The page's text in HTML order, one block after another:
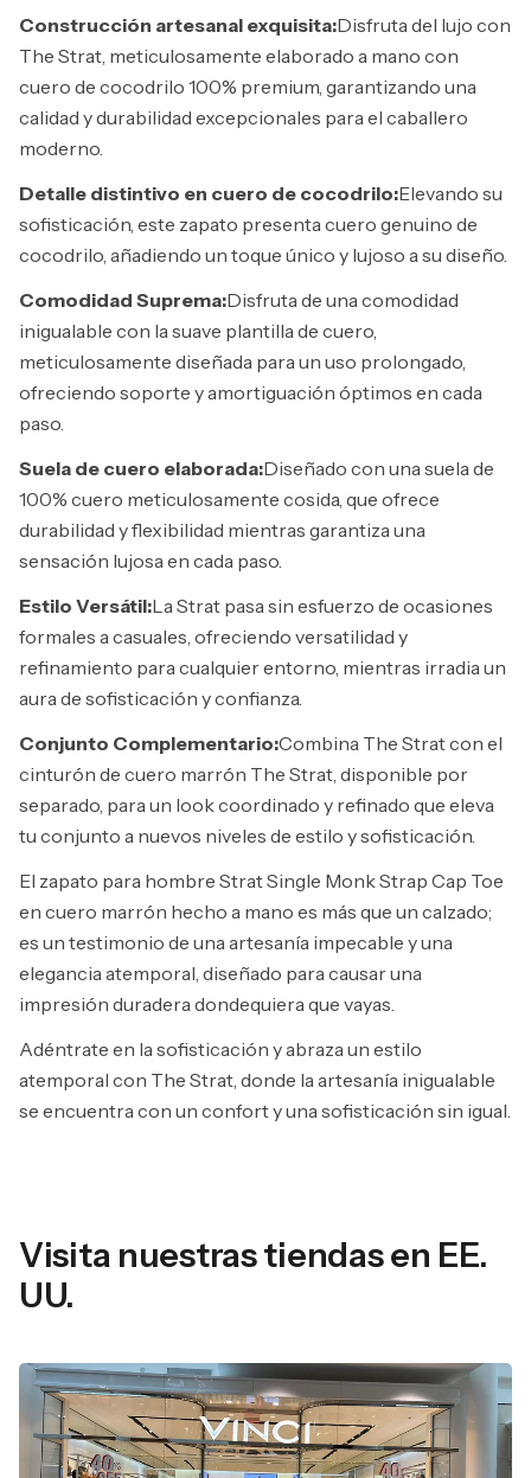
Construcción artesanal exquisita:Disfruta del lujo con
The Strat, meticulosamente elaborado a mano con
cuero de cocodrilo 100% premium, garantizando una
calidad y durabilidad excepcionales para el caballero
moderno.
Detalle distintivo en cuero de cocodrilo:Elevando su
sofisticación, este zapato presenta cuero genuino de
cocodrilo, añadiendo un toque único y lujoso a su diseño.
Comodidad Suprema:Disfruta de una comodidad
inigualable con la suave plantilla de cuero,
meticulosamente diseñada para un uso prolongado,
ofreciendo soporte y amortiguación óptimos en cada
paso.
Suela de cuero elaborada:Diseñado con una suela de
100% cuero meticulosamente cosida, que ofrece
durabilidad y flexibilidad mientras garantiza una
sensación lujosa en cada paso.
Estilo Versátil:La Strat pasa sin esfuerzo de ocasiones
formales a casuales, ofreciendo versatilidad y
refinamiento para cualquier entorno, mientras irradia un
aura de sofisticación y confianza.
Conjunto Complementario:Combina The Strat con el
cinturón de cuero marrón The Strat, disponible por
separado, para un look coordinado y refinado que eleva
tu conjunto a nuevos niveles de estilo y sofisticación.
El zapato para hombre Strat Single Monk Strap Cap Toe
en cuero marrón hecho a mano es más que un calzado;
es un testimonio de una artesanía impecable y una
elegancia atemporal, diseñado para causar una
impresión duradera dondequiera que vayas.
Adéntrate en la sofisticación y abraza un estilo
atemporal con The Strat, donde la artesanía inigualable
se encuentra con un confort y una sofisticación sin igual.
Visita nuestras tiendas en EE.
UU.